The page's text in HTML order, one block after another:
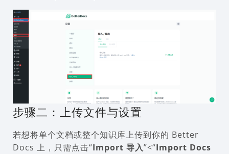
步骤二：上传文件与设置
若想将单个文档或整个知识库上传到你的 Better
Docs 上，只需点击“Import 导入”<“Import Docs